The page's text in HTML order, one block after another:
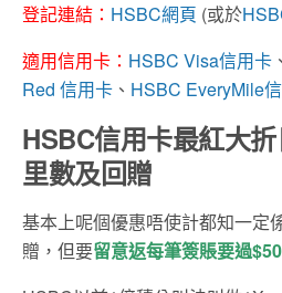
登記連結： HSBC網頁 (或於
適用信用卡： HSBC Visa信用卡 、
Red 信用卡 、 HSBC EveryMile
HSBC信用卡最紅大
里數及回贈
基本上呢個優惠唔使計都知一定
贈，但要留意返每筆簽賬要過